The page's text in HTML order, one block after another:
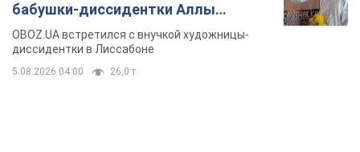
бабушки-диссидентки Аллы
Горской, критике сына Стуса и
бегстве в Португалию с пятью
детьми
OBOZ.UA встретился с внучкой художницы-
диссидентки в Лиссабоне
5.08.2026 04:00 26,0 т.